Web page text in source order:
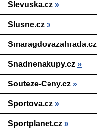
Slevuska.cz »
Slusne.cz »
Smaragdovazahrada.cz
Snadnenakupy.cz »
Souteze-Ceny.cz »
Sportova.cz »
Sportplanet.cz »